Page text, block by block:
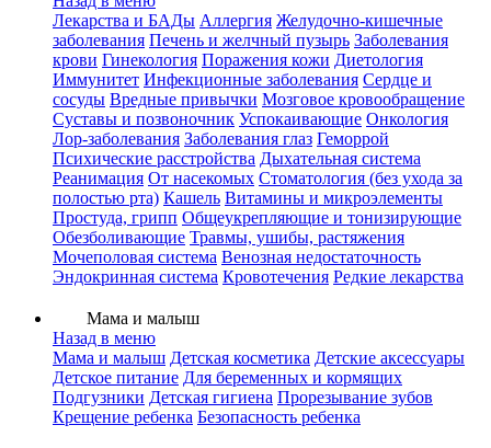
Лекарства и БАДы Аллергия Желудочно-кишечные
заболевания Печень и желчный пузырь Заболевания
крови Гинекология Поражения кожи Диетология
Иммунитет Инфекционные заболевания Сердце и
сосуды Вредные привычки Мозговое кровообращение
Суставы и позвоночник Успокаивающие Онкология
Лор-заболевания Заболевания глаз Геморрой
Психические расстройства Дыхательная система
Реанимация От насекомых Стоматология (без ухода за
полостью рта) Кашель Витамины и микроэлементы
Простуда, грипп Общеукрепляющие и тонизирующие
Обезболивающие Травмы, ушибы, растяжения
Мочеполовая система Венозная недостаточность
Эндокринная система Кровотечения Редкие лекарства
Мама и малыш
Назад в меню
Мама и малыш Детская косметика Детские аксессуары
Детское питание Для беременных и кормящих
Подгузники Детская гигиена Прорезывание зубов
Крещение ребенка Безопасность ребенка